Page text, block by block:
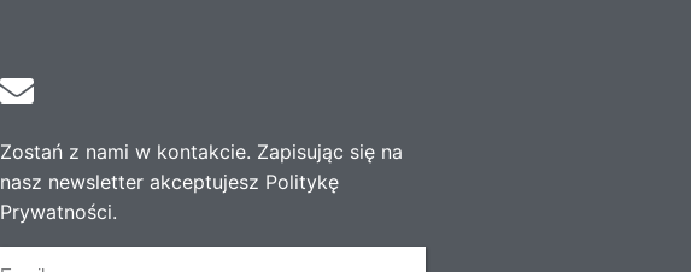
Zostań z nami w kontakcie. Zapisując się na
nasz newsletter akceptujesz Politykę
Prywatności.